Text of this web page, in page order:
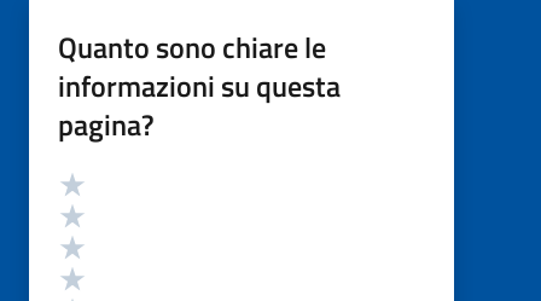
Quanto sono chiare le
informazioni su questa
pagina?
Valutazione